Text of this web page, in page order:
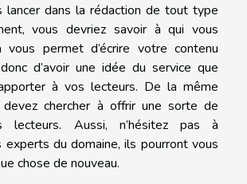
lancer dans la rédaction de tout type
vous devriez savoir à qui vous
vous permet d’écrire votre contenu
d’avoir une idée du service que
à vos lecteurs. De la même
devez chercher à offrir une sorte de
Aussi, n’hésitez pas à
du domaine, ils pourront vous
chose de nouveau.